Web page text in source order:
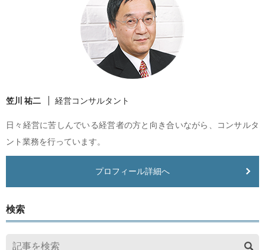
笠川 祐二 経営コンサルタント
日々経営に苦しんでいる経営者の方と向き合いながら、コンサルタ
ント業務を行っています。
プロフィール詳細へ
検索